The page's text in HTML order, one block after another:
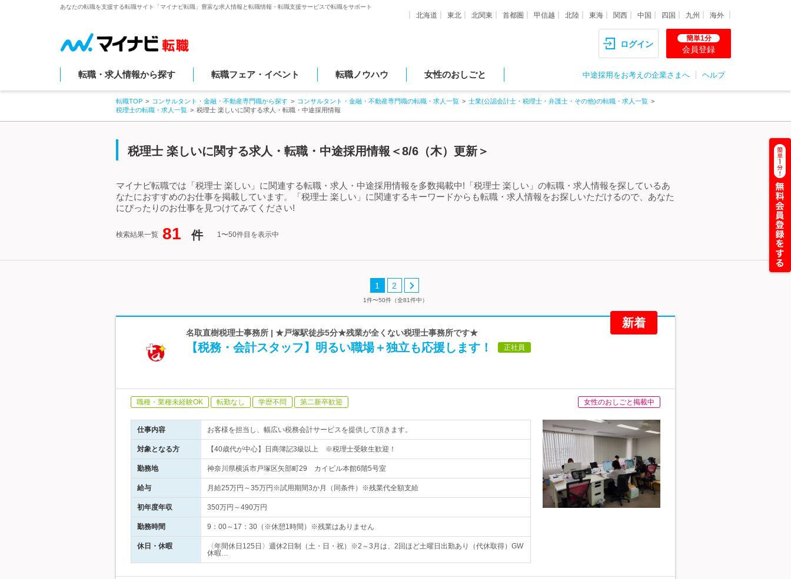
あなたの転職を支援する転職サイト「マイナビ転職」豊富な求人情報と転職情報・転職支援サービスで転職をサポート
北海道 東北 北関東 首都圏 甲信越 北陸 東海 関西 中国 四国 九州 海外
ログイン
簡単1分
会員登録
転職・求人情報から探す 転職フェア・イベント 転職ノウハウ 女性のおしごと 中途採用をお考えの企業さまへ ヘルプ
転職TOP コンサルタント・金融・不動産専門職から探す コンサルタント・金融・不動産専門職の転職・求人一覧
士業(公認会計士・税理士・弁護士・その他)の転職・求人一覧
税理士の転職・求人一覧
税理士 楽しいに関する求人・転職・中途採用情報
税理士 楽しいに関する求人・転職・中途採用情報＜8/6（木）更新＞
マイナビ転職では「税理士 楽しい」に関連する転職・求人・中途採用情報を多数掲載中!「税理士 楽しい」の転職・求人情報を探しているあ
なたにおすすめのお仕事を掲載しています。「税理士 楽しい」に関連するキーワードからも転職・求人情報をお探しいただけるので、あなた
にぴったりのお仕事を見つけてみてください!
検索結果一覧 81 件 1〜50件目を表示中
1 2
1件〜50件（全81件中）
新着
名取直樹税理士事務所 | ★戸塚駅徒歩5分★残業が全くない税理士事務所です★
【税務・会計スタッフ】明るい職場＋独立も応援します！ 正社員
職種・業種未経験OK 転勤なし 学歴不問 第二新卒歓迎 女性のおしごと掲載中
仕事内容 お客様を担当し、幅広い税務会計サービスを提供して頂きます。
対象となる方 【40歳代が中心】日商簿記3級以上 ※税理士受験生歓迎！
勤務地 神奈川県横浜市戸塚区矢部町29 カイビル本館6階5号室
給与 月給25万円～35万円※試用期間3か月（同条件）※残業代全額支給
初年度年収 350万円～490万円
勤務時間 9：00～17：30（※休憩1時間）※残業はありません
休日・休暇
〈年間休日125日〉週休2日制（土・日・祝）※2～3月は、2回ほど土曜日出勤あり（代休取得）GW
休暇…